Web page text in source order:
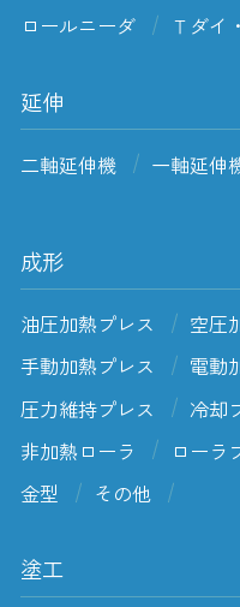
ロールニーダ
Ｔダイ
延伸
二軸延伸機 一軸延伸
成形
油圧加熱プレス
空圧
手動加熱プレス
電動
圧力維持プレス
冷却
非加熱ローラ
ローラ
金型
その他
塗工